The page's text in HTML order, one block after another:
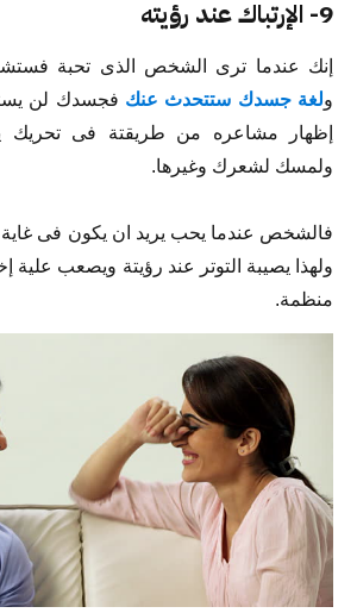
9- الإرتباك عند رؤيته
إنك عندما ترى الشخص الذى تحبة فستشعر
ولغة جسدك ستتحدث عنك فجسدك لن
إظهار مشاعره من طريقتة فى تحريك
ولمسك لشعرك وغيرها.
فالشخص عندما يحب يريد ان يكون فى غاية
ولهذا يصيبة التوتر عند رؤيتة ويصعب علية
منظمة.